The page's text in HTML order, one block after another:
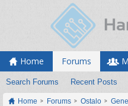
Home Forums
Search Forums Recent Posts
Home Forums Ostalo